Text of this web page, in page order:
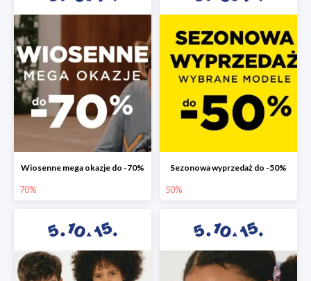
Wiosenne mega okazje do -70%
70%
Sezonowa wyprzedaż do -50%
50%